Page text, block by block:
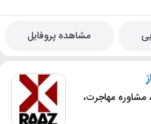
مشاهده پروفایل
مشاوره مهاجرت،